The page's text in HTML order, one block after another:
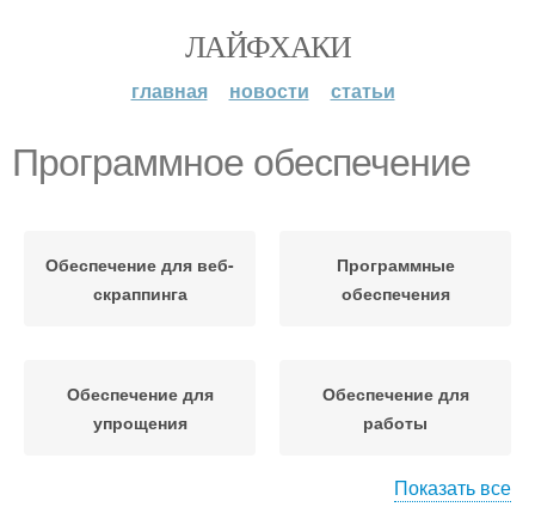
ЛАЙФХАКИ
главная новости статьи
Программное обеспечение
Обеспечение для веб-
скраппинга
Программные
обеспечения
Обеспечение для
упрощения
Обеспечение для
работы
Показать все